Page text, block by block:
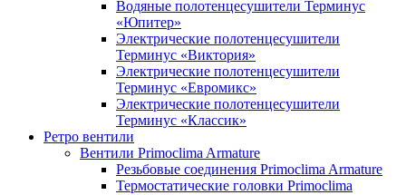
Водяные полотенцесушители Терминус
«Юпитер»
Электрические полотенцесушители
Терминус «Виктория»
Электрические полотенцесушители
Терминус «Евромикс»
Электрические полотенцесушители
Терминус «Классик»
Ретро вентили
Вентили Primoclima Armature
Резьбовые соединения Primoclima Armature
Термостатические головки Primoclima